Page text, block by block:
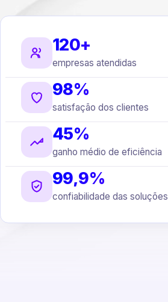
120+
empresas atendidas
98%
satisfação dos clientes
45%
ganho médio de eficiência
99,9%
confiabilidade das soluções